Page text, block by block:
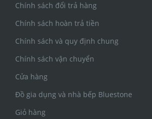
Chính sách đổi trả hàng
Chính sách hoàn trả tiền
Chính sách và quy định chung
Chính sách vận chuyển
Cửa hàng
Đồ gia dụng và nhà bếp Bluestone
Giỏ hàng